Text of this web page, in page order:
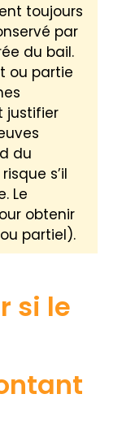
toujours
par
du bail.
ou partie
justifier
du
s’il
Le
obtenir
partiel).
si le